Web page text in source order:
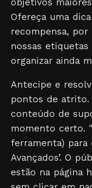
Ofereça uma
recompensa,
nossas etiquetas
organizar ainda
Antecipe e
pontos de atrito.
conteúdo de
momento certo.
ferramenta) para
Avançados’. O
estão na página